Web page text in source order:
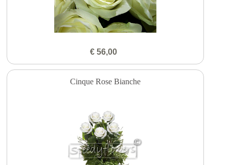
€ 56,00
Cinque Rose Bianche